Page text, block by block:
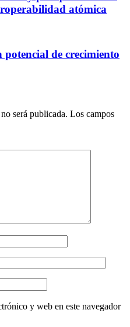
atómica
de crecimiento
será publicada. Los campos
y web en este navegador